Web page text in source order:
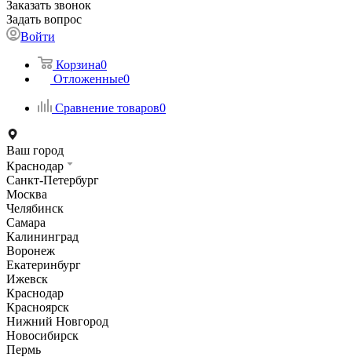
Заказать звонок
Задать вопрос
Войти
Корзина0
Отложенные0
Сравнение товаров0
Ваш город
Краснодар
Санкт-Петербург
Москва
Челябинск
Самара
Калининград
Воронеж
Екатеринбург
Ижевск
Краснодар
Красноярск
Нижний Новгород
Новосибирск
Пермь